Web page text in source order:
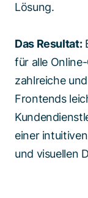
Lösung.
Das Resultat:
für alle
zahlreiche
Frontends
einer
und visuellen